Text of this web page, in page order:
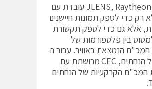
עבור ה-JLENS, Raytheon עובדת עם
רק כדי לספק תמונות חיישנים
אלא גם כדי לספק תקשורת
בין פלטפורמות של
הנמצאת באוויר. עבור ה-
CTN של הנחתים, CEC מרושתת עם
המכ"ם הקרקעיות של הנחתים